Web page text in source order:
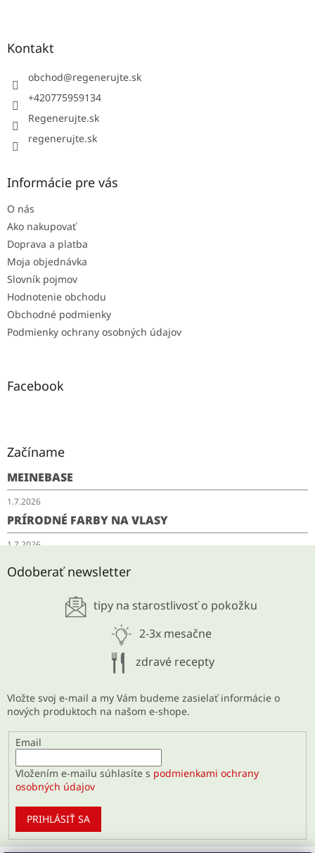
Kontakt
obchod@regenerujte.sk
+420775959134
Regenerujte.sk
regenerujte.sk
Informácie pre vás
O nás
Ako nakupovať
Doprava a platba
Moja objednávka
Slovník pojmov
Hodnotenie obchodu
Obchodné podmienky
Podmienky ochrany osobných údajov
Facebook
Začíname
MEINEBASE
1.7.2026
PRÍRODNÉ FARBY NA VLASY
1.7.2026
SCHUDNITE ODKYSLENÍM
Odoberať newsletter
tipy na starostlivosť o pokožku
2-3x mesačne
zdravé recepty
Vložte svoj e-mail a my Vám budeme zasielať informácie o
nových produktoch na našom e-shope.
Email
Vložením e-mailu súhlasíte s podmienkami ochrany
osobných údajov
PRIHLÁSIŤ SA